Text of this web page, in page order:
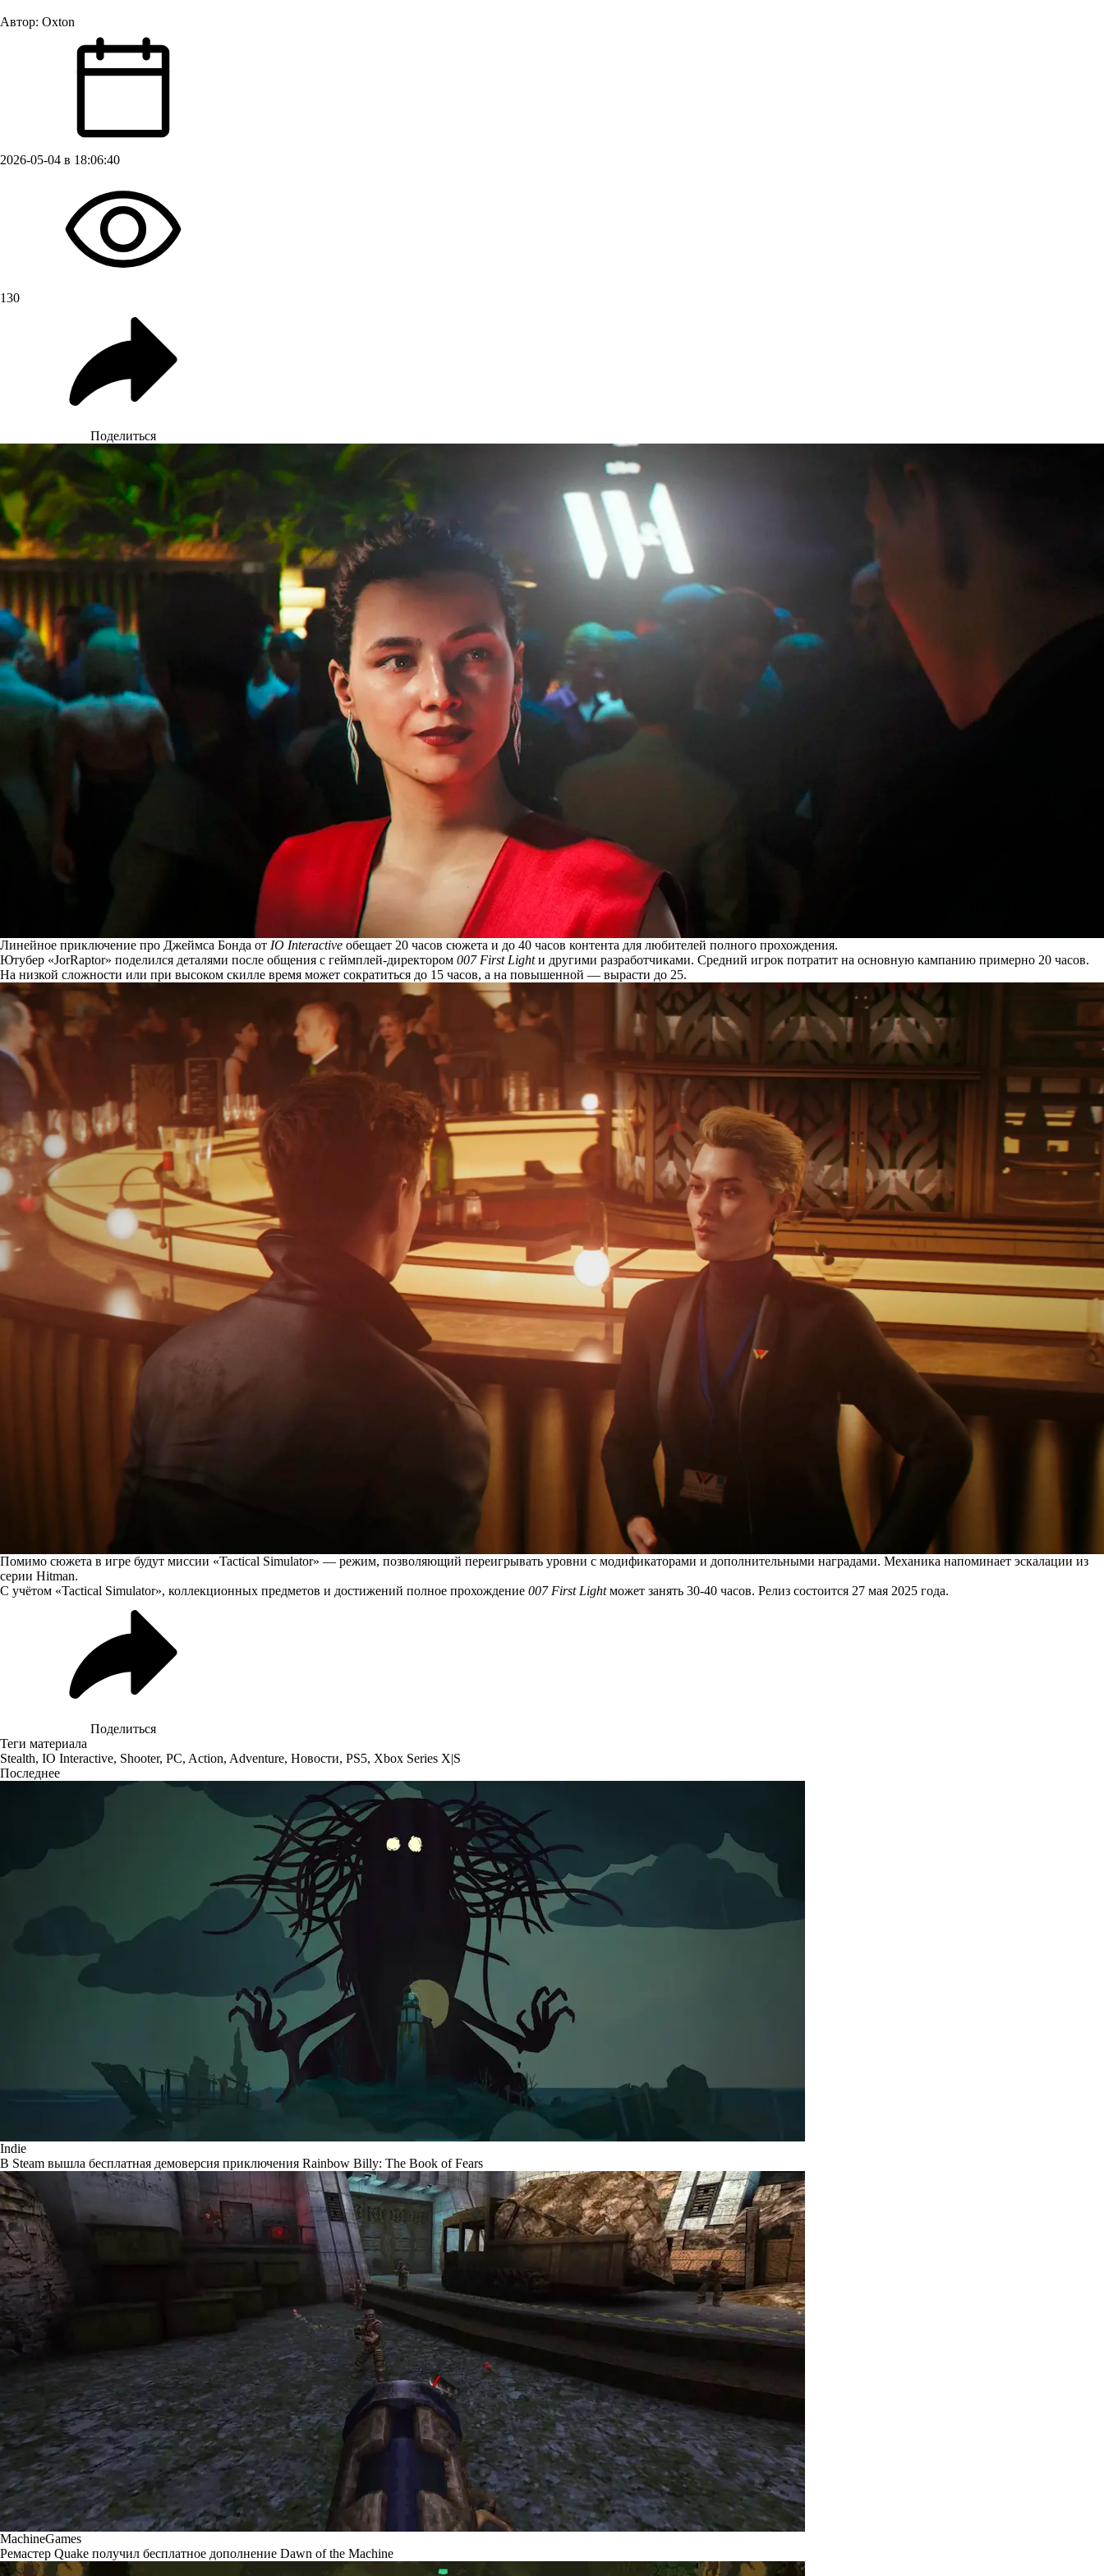
Автор: Oxton
2026-05-04 в 18:06:40
130
Поделиться
Линейное приключение про Джеймса Бонда от IO Interactive обещает 20 часов сюжета и до 40 часов контента для любителей полного прохождения.
Ютубер «JorRaptor» поделился деталями после общения с геймплей-директором 007 First Lightи другими разработчиками. Средний игрок потратит на основную кампанию примерно 20 часов.
На низкой сложности или при высоком скилле время может сократиться до 15 часов, а на повышенной — вырасти до 25.
Помимо сюжета в игре будут миссии «Tactical Simulator» — режим, позволяющий переигрывать уровни с модификаторами и дополнительными наградами. Механика напоминает эскалации из
серии Hitman.
С учётом «Tactical Simulator», коллекционных предметов и достижений полное прохождение 007 First Lightможет занять 30-40 часов. Релиз состоится 27 мая 2025 года.
Поделиться
Теги материала
Stealth, IO Interactive, Shooter, PC, Action, Adventure, Новости, PS5, Xbox Series X|S
Последнее
Indie
В Steam вышла бесплатная демоверсия приключения Rainbow Billy: The Book of Fears
MachineGames
Ремастер Quake получил бесплатное дополнение Dawn of the Machine